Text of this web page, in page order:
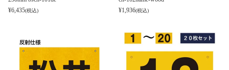
¥6,435(税込)
¥1,936(税込)